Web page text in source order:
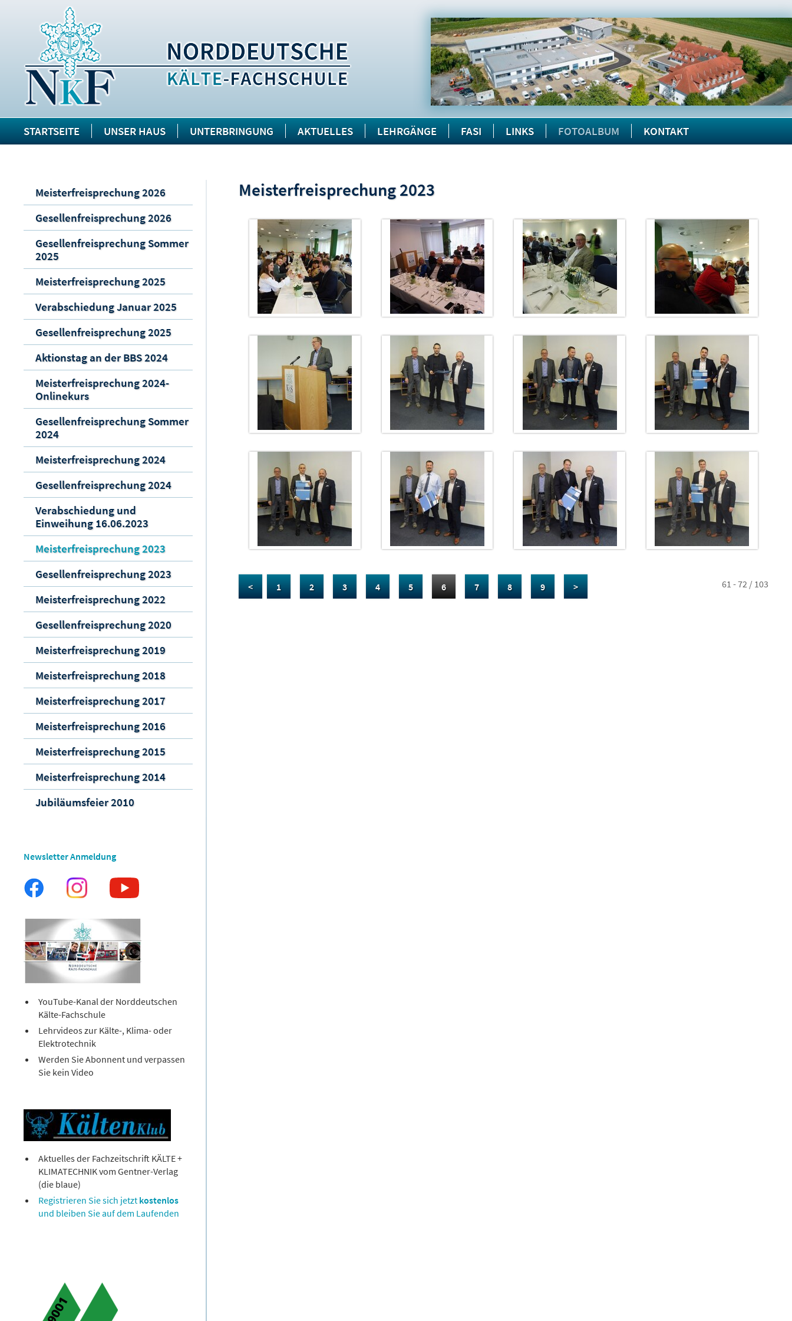
STARTSEITE UNSER HAUS UNTERBRINGUNG AKTUELLES LEHRGÄNGE FASI LINKS FOTOALBUM KONTAKT
Meisterfreisprechung 2026
Gesellenfreisprechung 2026
Gesellenfreisprechung Sommer
2025
Meisterfreisprechung 2025
Verabschiedung Januar 2025
Gesellenfreisprechung 2025
Aktionstag an der BBS 2024
Meisterfreisprechung 2024-
Onlinekurs
Gesellenfreisprechung Sommer
2024
Meisterfreisprechung 2024
Gesellenfreisprechung 2024
Verabschiedung und
Einweihung 16.06.2023
Meisterfreisprechung 2023
Gesellenfreisprechung 2023
Meisterfreisprechung 2022
Gesellenfreisprechung 2020
Meisterfreisprechung 2019
Meisterfreisprechung 2018
Meisterfreisprechung 2017
Meisterfreisprechung 2016
Meisterfreisprechung 2015
Meisterfreisprechung 2014
Jubiläumsfeier 2010
Newsletter Anmeldung
YouTube-Kanal der Norddeutschen
Kälte-Fachschule
Lehrvideos zur Kälte-, Klima- oder
Elektrotechnik
Werden Sie Abonnent und verpassen
Sie kein Video
Aktuelles der Fachzeitschrift KÄLTE +
KLIMATECHNIK vom Gentner-Verlag
(die blaue)
Registrieren Sie sich jetzt kostenlos
und bleiben Sie auf dem Laufenden
Meisterfreisprechung 2023
< 1 2 3 4 5 6 7 8 9 > 61 - 72 / 103